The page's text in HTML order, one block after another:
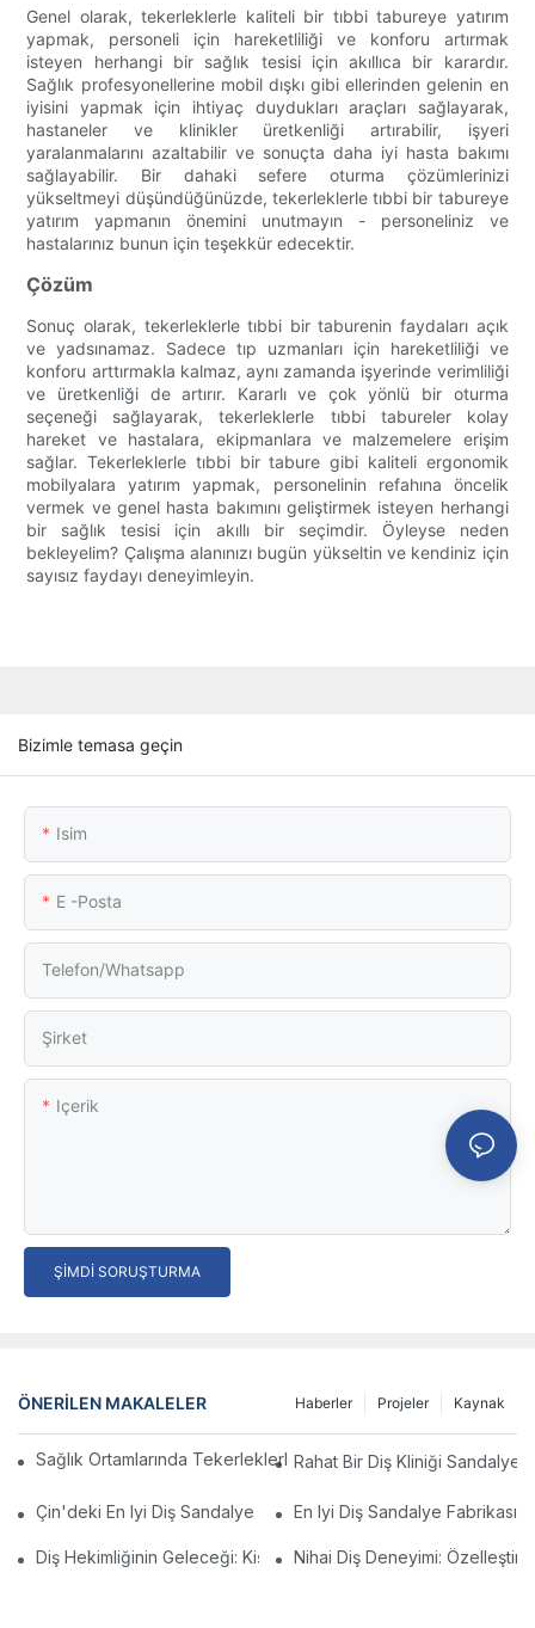
Genel olarak, tekerleklerle kaliteli bir tıbbi tabureye yatırım
yapmak, personeli için hareketliliği ve konforu artırmak
isteyen herhangi bir sağlık tesisi için akıllıca bir karardır.
Sağlık profesyonellerine mobil dışkı gibi ellerinden gelenin en
iyisini yapmak için ihtiyaç duydukları araçları sağlayarak,
hastaneler ve klinikler üretkenliği artırabilir, işyeri
yaralanmalarını azaltabilir ve sonuçta daha iyi hasta bakımı
sağlayabilir. Bir dahaki sefere oturma çözümlerinizi
yükseltmeyi düşündüğünüzde, tekerleklerle tıbbi bir tabureye
yatırım yapmanın önemini unutmayın - personeliniz ve
hastalarınız bunun için teşekkür edecektir.
Çözüm
Sonuç olarak, tekerleklerle tıbbi bir taburenin faydaları açık
ve yadsınamaz. Sadece tıp uzmanları için hareketliliği ve
konforu arttırmakla kalmaz, aynı zamanda işyerinde verimliliği
ve üretkenliği de artırır. Kararlı ve çok yönlü bir oturma
seçeneği sağlayarak, tekerleklerle tıbbi tabureler kolay
hareket ve hastalara, ekipmanlara ve malzemelere erişim
sağlar. Tekerleklerle tıbbi bir tabure gibi kaliteli ergonomik
mobilyalara yatırım yapmak, personelinin refahına öncelik
vermek ve genel hasta bakımını geliştirmek isteyen herhangi
bir sağlık tesisi için akıllı bir seçimdir. Öyleyse neden
bekleyelim? Çalışma alanınızı bugün yükseltin ve kendiniz için
sayısız faydayı deneyimleyin.
Bizimle temasa geçin
Isim
E -posta
Telefon/whatsapp
Şirket
Içerik
ŞIMDI SORUŞTURMA
ÖNERILEN MAKALELER Kaynak
Projeler
Haberler
Sağlık Ortamlarında Tekerleklerle Tıbbi Dışkı Kullanmanın
Rahat Bir Diş Kliniği
Çin'deki En Iyi Diş Sandalye Üreticileri: Yenilikler Ve Kalite
En Iyi Diş Sandalye
Diş Hekimliğinin Geleceği: Kişiselleştirilmiş Modern Diş
Nihai Diş Deneyimi: